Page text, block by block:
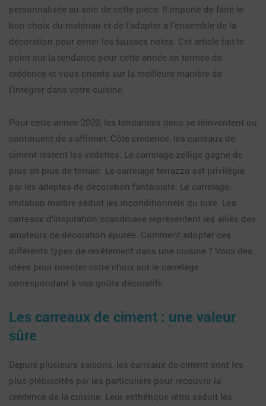
personnalisée au sein de cette pièce. Il importe de faire le
bon choix du matériau et de l’adapter à l’ensemble de la
décoration pour éviter les fausses notes. Cet article fait le
point sur la tendance pour cette année en termes de
crédence et vous oriente sur la meilleure manière de
l’intégrer dans votre cuisine.
Pour cette année 2020, les tendances déco se réinventent ou
continuent de s’affirmer. Côté crédence, les carreaux de
ciment restent les vedettes. Le carrelage zellige gagne de
plus en plus de terrain. Le carrelage terrazzo est privilégié
par les adeptes de décoration fantaisiste. Le carrelage
imitation marbre séduit les inconditionnels du luxe. Les
carreaux d’inspiration scandinave représentent les alliés des
amateurs de décoration épurée. Comment adopter ces
différents types de revêtement dans une cuisine ? Voici des
idées pour orienter votre choix sur le carrelage
correspondant à vos goûts décoratifs.
Les carreaux de ciment : une valeur
sûre
Depuis plusieurs saisons, les carreaux de ciment sont les
plus plébiscités par les particuliers pour recouvrir la
crédence de la cuisine. Leur esthétique rétro séduit les